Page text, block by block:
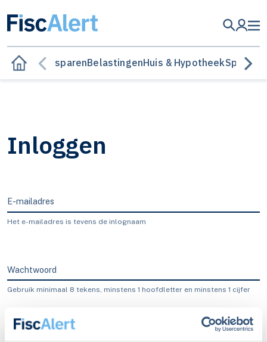
BesparenBelastingenHuis & HypotheekSparen
Inloggen
E-mailadres
Het e-mailadres is tevens de inlognaam
Wachtwoord
Gebruik minimaal 8 tekens, minstens 1 hoofdletter en minstens 1 cijfer
Blijf ingelogd